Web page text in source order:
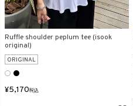
Ruffle shoulder peplum tee (isook
original)
ORIGINAL
¥5,170税込